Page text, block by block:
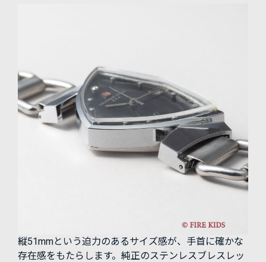
縦51mmという迫力のあるサイズ感が、手首に確かな
存在感をもたらします。純正のステンレスブレスレッ